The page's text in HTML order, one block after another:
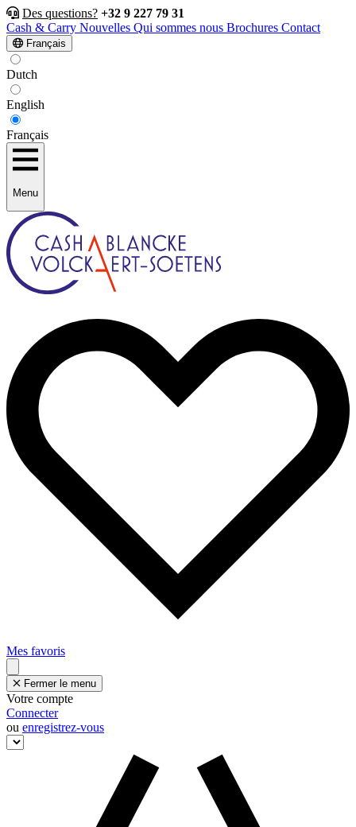
Des questions? +32 9 227 79 31
Cash & Carry Nouvelles Qui sommes nous Brochures Contact
Français
Dutch
English
Français
Menu
Mes favoris
Fermer le menu
Votre compte
Connecter
ou enregistrez-vous